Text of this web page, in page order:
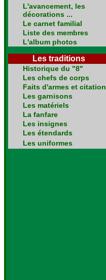
L'avancement, les
décorations ...
Le carnet familial
Liste des membres
L'album photos
Les traditions
Historique du "8"
Les chefs de corps
Faits d'armes et citation
Les garnisons
Les matériels
La fanfare
Les insignes
Les étendards
Les uniformes